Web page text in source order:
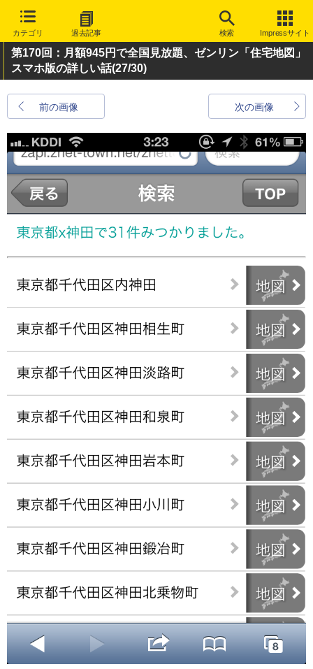
カテゴリ 過去記事 検索 Impressサイト
第170回：月額945円で全国見放題、ゼンリン「住宅地図」
スマホ版の詳しい話(27/30)
前の画像 次の画像